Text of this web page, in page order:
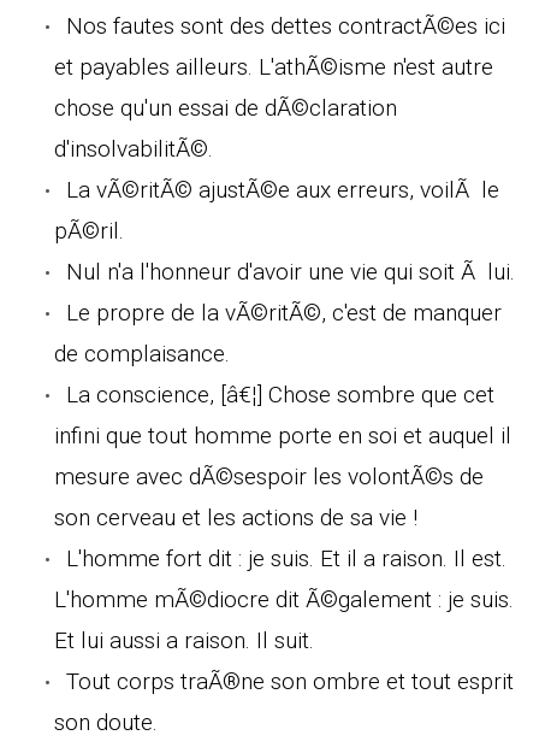
Nos fautes sont des dettes contractÃ©es ici
et payables ailleurs. L'athÃ©isme n'est autre
chose qu'un essai de dÃ©claration
d'insolvabilitÃ©.
La vÃ©ritÃ© ajustÃ©e aux erreurs, voilÃ le
pÃ©ril.
Nul n'a l'honneur d'avoir une vie qui soit Ã lui.
Le propre de la vÃ©ritÃ©, c'est de manquer
de complaisance.
La conscience, [â€¦] Chose sombre que cet
infini que tout homme porte en soi et auquel il
mesure avec dÃ©sespoir les volontÃ©s de
son cerveau et les actions de sa vie !
L'homme fort dit : je suis. Et il a raison. Il est.
L'homme mÃ©diocre dit Ã©galement : je suis.
Et lui aussi a raison. Il suit.
Tout corps traÃ®ne son ombre et tout esprit
son doute.